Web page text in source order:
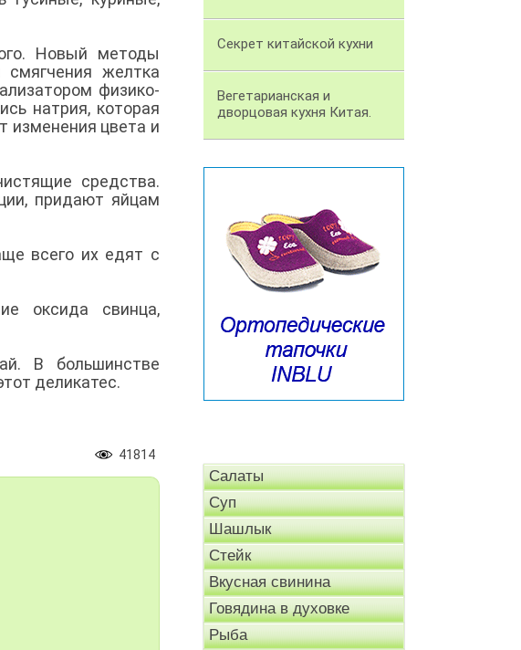
Новый методы
желтка
физико-
натрия, которая
изменения цвета и
средства.
придают яйцам
всего их едят с
оксида свинца,
В большинстве
деликатес.
41814
Секрет китайской кухни
Вегетарианская и
дворцовая кухня Китая.
Салаты
Суп
Шашлык
Стейк
Вкусная свинина
Говядина в духовке
Рыба